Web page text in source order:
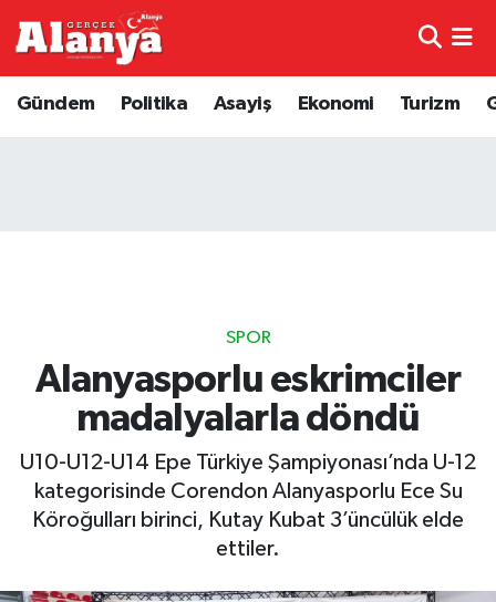
Gündem Politika Asayiş Ekonomi Turizm
SPOR
Alanyasporlu eskrimciler
madalyalarla döndü
U10-U12-U14 Epe Türkiye Şampiyonası’nda U-12
kategorisinde Corendon Alanyasporlu Ece Su
Köroğulları birinci, Kutay Kubat 3’üncülük elde
ettiler.
Genel
Diğer
Dünya
Ekonomi
Gizlilik İlkeleri - Privacy Policy
Güncel
Trafik Durumu
Haber Arşivi